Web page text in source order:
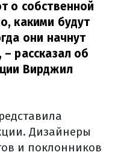
о собственной
какими будут
они начнут
– рассказал об
Вирджил
Дизайнеры
и поклонников